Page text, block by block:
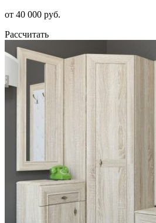
от 40 000 руб.
Рассчитать